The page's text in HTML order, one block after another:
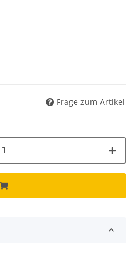
Frage zum Artikel